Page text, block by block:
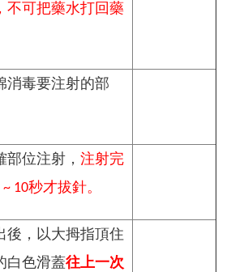
不可把藥水打回藥
消毒要注射的部
部位注射， 注射完
10秒才拔針。
後，以大拇指頂住
白色滑蓋往上一次